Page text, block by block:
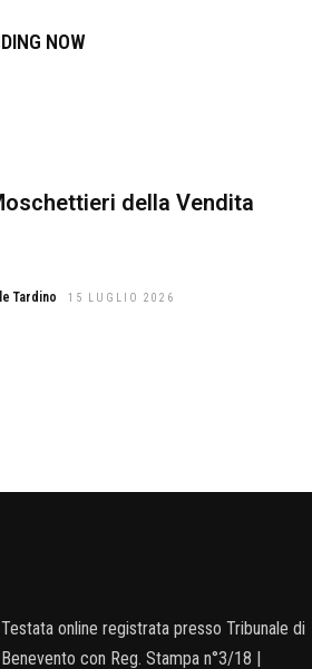
NOW
della Vendita
Tardino 15 LUGLIO 2026
Testata online registrata presso Tribunale di
Benevento con Reg. Stampa n°3/18 |